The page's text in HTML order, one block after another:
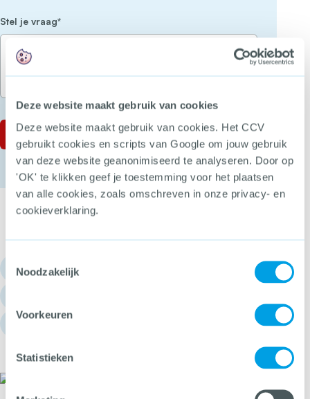
Deze website maakt gebruik van cookies
Deze website maakt gebruik van cookies. Het CCV
gebruikt cookies en scripts van Google om jouw gebruik
van deze website geanonimiseerd te analyseren. Door op
'OK' te klikken geef je toestemming voor het plaatsen
van alle cookies, zoals omschreven in onze privacy- en
cookieverklaring.
Toestemmingsselectie
Noodzakelijk
Voorkeuren
Statistieken
Stel je vraag
030 - 751 6700
Churchilllaan 11, 3527 GV Utrecht